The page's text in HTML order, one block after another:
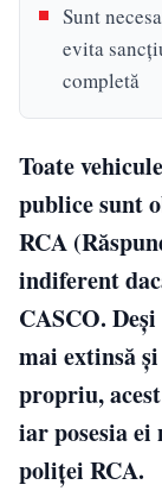
Sunt
evita
completă
Toate
publice sunt
RCA
indiferent
CASCO.
mai extinsă
propriu,
iar posesia
poliței RCA.